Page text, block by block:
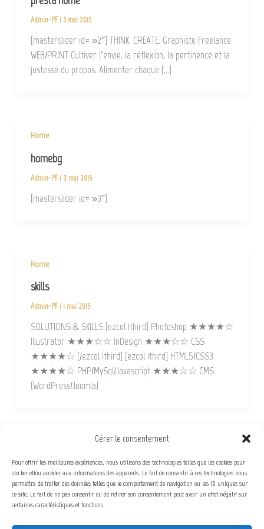
Gérer le consentement
Pour offrir les meilleures expériences, nous utilisons des technologies telles que les cookies pour
stocker et/ou accéder aux informations des appareils. Le fait de consentir à ces technologies nous
permettra de traiter des données telles que le comportement de navigation ou les ID uniques sur
ce site. Le fait de ne pas consentir ou de retirer son consentement peut avoir un effet négatif sur
certaines caractéristiques et fonctions.
Admin-PF/ 5 mai 2015
[masterslider id= »2″] THINK. CREATE. Graphiste Freelance
WEB/PRINT Cultiver l’envie, la réflexion, la pertinence et la
justesse du propos. Alimenter chaque […]
Home
homebg
Admin-PF/ 3 mai 2015
[masterslider id= »3″]
Home
skills
Admin-PF/ 1 mai 2015
SOLUTIONS & SKILLS [ezcol_1third] Photoshop ★★★★☆
Illustrator ★★★☆☆ InDesign ★★★☆☆ CSS
★★★★☆ [/ezcol_1third] [ezcol_1third] HTML5/CSS3
★★★★☆ PHP/MySql/Javascript ★★★☆☆ CMS
(WordPress/Joomla)
Admin-PF/3 avril 2015
[masterslider id= »4″]